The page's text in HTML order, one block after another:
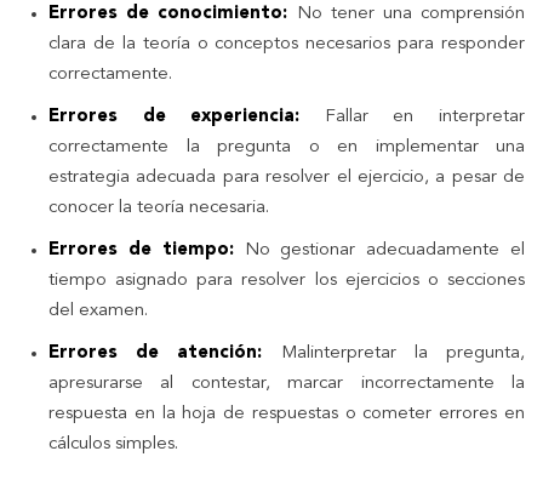
Errores de conocimiento: No tener una comprensión
clara de la teoría o conceptos necesarios para responder
correctamente.
Errores de experiencia:
Fallar en interpretar
correctamente la pregunta o en implementar una
estrategia adecuada para resolver el ejercicio, a pesar de
conocer la teoría necesaria.
Errores de tiempo:
No gestionar adecuadamente el
tiempo asignado para resolver los ejercicios o secciones
del examen.
Errores de atención:
Malinterpretar la pregunta,
apresurarse al contestar, marcar incorrectamente la
respuesta en la hoja de respuestas o cometer errores en
cálculos simples.